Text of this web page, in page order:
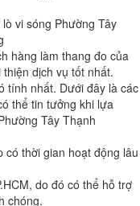
vi sóng Phường Tây
hàng làm thang đo của
dịch vụ tốt nhất.
tính nhất. Dưới đây là các
thể tin tưởng khi lựa
Tây Thạnh
có thời gian hoạt động lâu
do đó có thể hỗ trợ
chóng.